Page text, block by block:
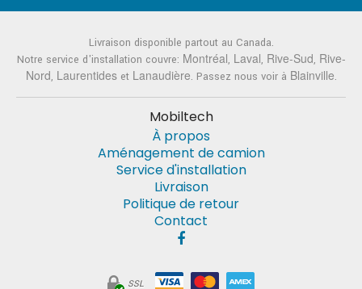
Livraison disponible partout au Canada.
Notre service d'installation couvre: Montréal, Laval, Rive-Sud, Rive-
Nord, Laurentideset Lanaudière. Passez nous voir à Blainville.
Mobiltech
À propos
Aménagement de camion
Service d'installation
Livraison
Politique de retour
Contact
SSL